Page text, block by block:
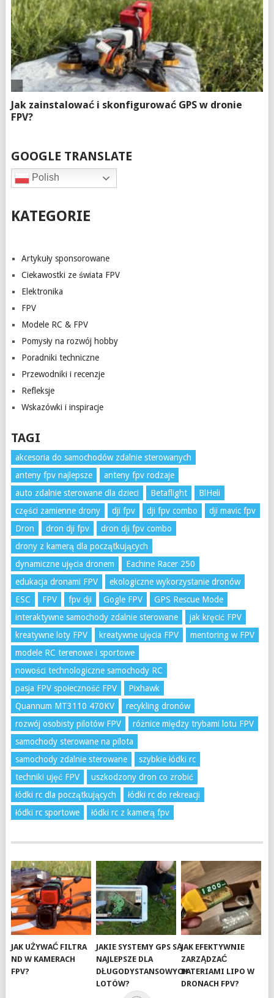
GOOGLE TRANSLATE
Polish
KATEGORIE
Artykuły sponsorowane
Ciekawostki ze świata FPV
Elektronika
FPV
Modele RC & FPV
Pomysły na rozwój hobby
Poradniki techniczne
Przewodniki i recenzje
Refleksje
Wskazówki i inspiracje
TAGI
akcesoria do samochodów zdalnie sterowanych
anteny fpv najlepsze
anteny fpv rodzaje
auto zdalnie sterowane dla dzieci
Betaflight
BlHeli
części zamienne drony
dji fpv dji fpv combo
dji mavic fpv
Dron
dron dji fpv
dron dji fpv combo
drony z kamerą dla początkujących
dynamiczne ujęcia dronem
Eachine Racer 250
edukacja dronami FPV
ekologiczne wykorzystanie dronów
ESC
FPV fpv dji Gogle FPV
GPS Rescue Mode
interaktywne samochody zdalnie sterowane
jak kręcić FPV
kreatywne loty FPV
kreatywne ujęcia FPV
mentoring w FPV
modele RC terenowe i sportowe
nowości technologiczne samochody RC
pasja FPV społeczność FPV
Pixhawk
Quannum MT3110 470KV
recykling dronów
rozwój osobisty pilotów FPV
różnice między trybami lotu FPV
samochody sterowane na pilota
samochody zdalnie sterowane
szybkie łódki rc
techniki ujęć FPV
uszkodzony dron co zrobić
łódki rc dla początkujących
łódki rc do rekreacji
łódki rc sportowe
łódki rc z kamerą fpv
JAK UŻYWAĆ FILTRA
ND W KAMERACH
FPV?
JAKIE SYSTEMY GPS SĄ
NAJLEPSZE DLA
DŁUGODYSTANSOWYCH
LOTÓW?
JAK EFEKTYWNIE
ZARZĄDZAĆ
BATERIAMI LIPO W
DRONACH FPV?